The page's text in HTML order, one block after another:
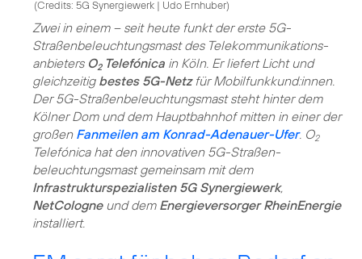
(Credits: 5G Synergiewerk | Udo Ernhuber)
Zwei in einem – seit heute funkt der erste 5G-
Straßenbeleuchtungsmast des Telekommunikations­
anbieters O2Telefónica in Köln. Er liefert Licht und
gleichzeitig bestes 5G-Netzfür Mobilfunkkund:innen.
Der 5G-Straßenbeleuchtungsmast steht hinter dem
Kölner Dom und dem Hauptbahnhof mitten in einer der
großen Fanmeilen am Konrad-Adenauer-Ufer. O2
Telefónica hat den innovativen 5G-Straßen­
beleuchtungsmast gemeinsam mit dem
Infrastrukturspezialisten 5G Synergiewerk,
NetCologneund dem Energieversorger RheinEnergie
installiert.